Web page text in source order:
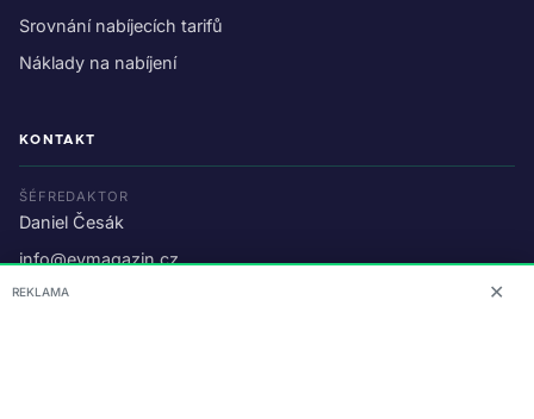
Srovnání nabíjecích tarifů
Náklady na nabíjení
KONTAKT
ŠÉFREDAKTOR
Daniel Česák
info@evmagazin.cz
O nás
REKLAMA ✕